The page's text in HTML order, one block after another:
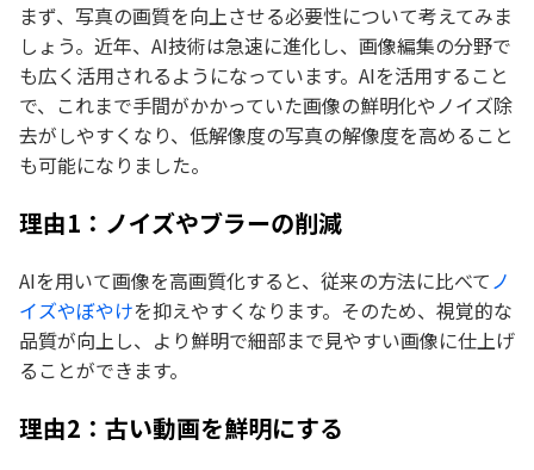
まず、写真の画質を向上させる必要性について考えてみま
しょう。近年、AI技術は急速に進化し、画像編集の分野で
も広く活用されるようになっています。AIを活用すること
で、これまで手間がかかっていた画像の鮮明化やノイズ除
去がしやすくなり、低解像度の写真の解像度を高めること
も可能になりました。
理由1：ノイズやブラーの削減
AIを用いて画像を高画質化すると、従来の方法に比べてノ
イズやぼやけを抑えやすくなります。そのため、視覚的な
品質が向上し、より鮮明で細部まで見やすい画像に仕上げ
ることができます。
理由2：古い動画を鮮明にする